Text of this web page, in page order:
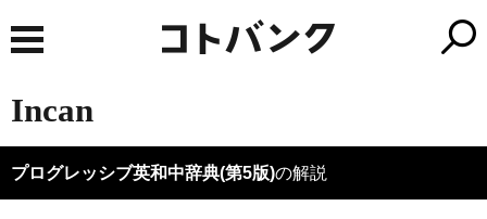
Incan
プログレッシブ英和中辞典(第5版)の解説